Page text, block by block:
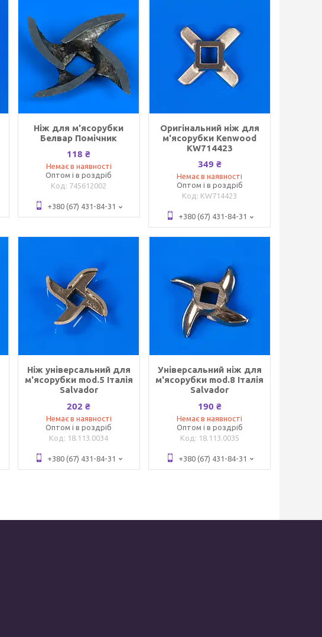
Ніж для м'ясорубки
Белвар Помічник
118 ₴
Немає в наявності
Оптом і в роздріб
745612002
+380 (67) 431-84-31
Оригінальний ніж для
м'ясорубки Kenwood
KW714423
349 ₴
Немає в наявності
Оптом і в роздріб
KW714423
+380 (67) 431-84-31
Ніж універсальний для
м'ясорубки mod.5 Італія
Salvador
202 ₴
Немає в наявності
Оптом і в роздріб
18.113.0034
+380 (67) 431-84-31
Універсальний ніж для
м'ясорубки mod.8 Італія
Salvador
190 ₴
Немає в наявності
Оптом і в роздріб
18.113.0035
+380 (67) 431-84-31